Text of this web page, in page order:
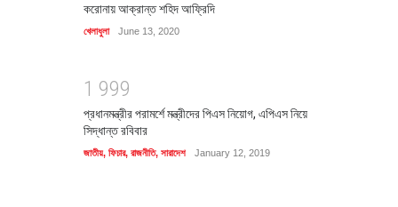
করোনায় আক্রান্ত শহিদ আফ্রিদি
খেলাধুলা June 13, 2020
1 999
প্রধানমন্ত্রীর পরামর্শে মন্ত্রীদের পিএস নিয়োগ, এপিএস নিয়ে
সিদ্ধান্ত রবিবার
জাতীয়, ফিচার, রাজনীতি, সারাদেশ January 12, 2019